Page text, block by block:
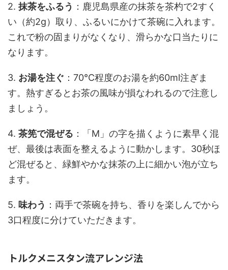
2. 抹茶をふるう ：鹿児島県産の抹茶を茶杓で2すく
い（約2g）取り、ふるいにかけて茶碗に入れます。
これで粉の固まりがなくなり、滑らかな口当たりに
なります。
3. お湯を注ぐ ：70℃程度のお湯を約60ml注ぎま
す。熱すぎるとお茶の風味が損なわれるので注意し
ましょう。
4. 茶筅で混ぜる ：「M」の字を描くように素早く混
ぜ、最後は表面を整えるように動かします。30秒ほ
ど混ぜると、緑鮮やかな抹茶の上に細かい泡が立ち
ます。
5. 味わう ：両手で茶碗を持ち、香りを楽しんでから
3口程度に分けていただきます。
トルクメニスタン流アレンジ法